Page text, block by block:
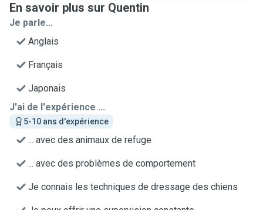
En savoir plus sur Quentin
Je parle...
Anglais
Français
Japonais
J'ai de l'expérience ...
5-10 ans d'expérience
... avec des animaux de refuge
... avec des problèmes de comportement
Je connais les techniques de dressage des chiens